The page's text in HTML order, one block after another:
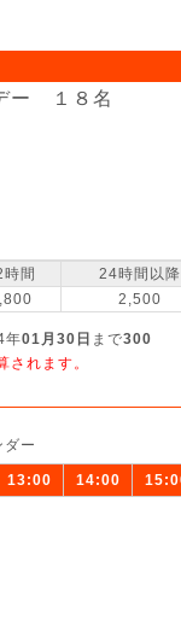
ー １８名
時間
24時間以降
2,500
年01月30日 まで300
されます。
ダー
13:00 14:00